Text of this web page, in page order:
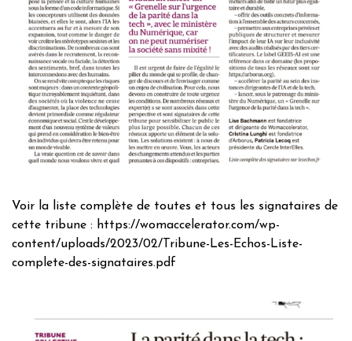
Voir la liste complète de toutes et tous les signataires de
cette tribune : https://womaccelerator.com/wp-
content/uploads/2023/02/Tribune-Les-Echos-Liste-
complete-des-signataires.pdf